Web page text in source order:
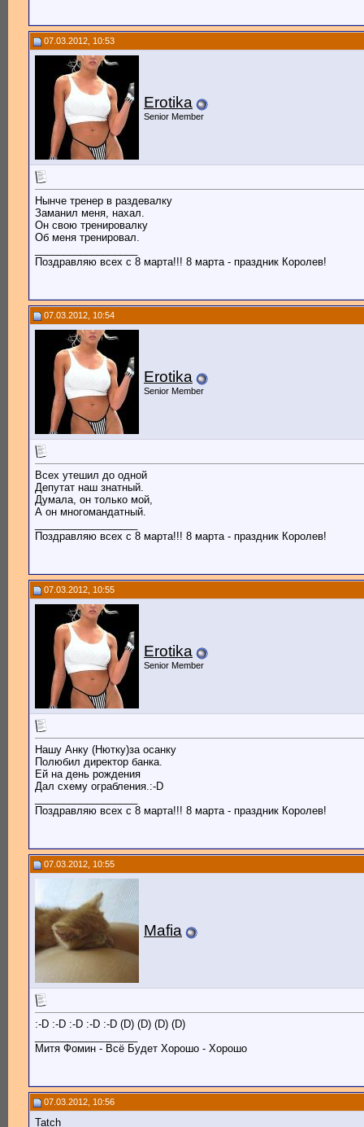
07.03.2012, 10:53
Erotika
Senior Member
Нынче тренер в раздевалку
Заманил меня, нахал.
Он свою тренировалку
Об меня тренировал.
Поздравляю всех с 8 марта!!! 8 марта - праздник Королев!
07.03.2012, 10:54
Erotika
Senior Member
Всех утешил до одной
Депутат наш знатный.
Думала, он только мой,
А он многомандатный.
Поздравляю всех с 8 марта!!! 8 марта - праздник Королев!
07.03.2012, 10:55
Erotika
Senior Member
Нашу Анку (Нютку)за осанку
Полюбил директор банка.
Ей на день рождения
Дал схему ограбления.:-D
Поздравляю всех с 8 марта!!! 8 марта - праздник Королев!
07.03.2012, 10:55
Mafia
:-D :-D :-D :-D :-D (D) (D) (D) (D)
Митя Фомин - Всё Будет Хорошо - Хорошо
07.03.2012, 10:56
Tatch